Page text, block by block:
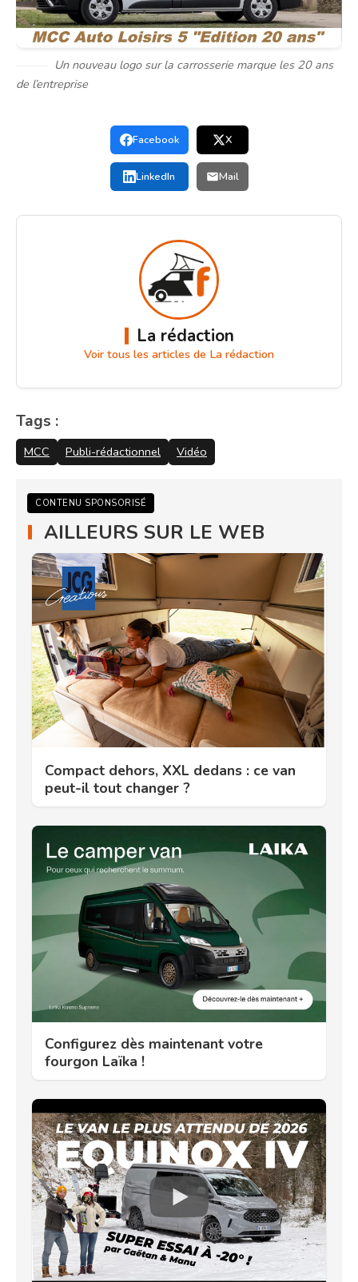
Un nouveau logo sur la carrosserie marque les 20 ans
de l’entreprise
Facebook X
LinkedIn Mail
La rédaction
Voir tous les articles de La rédaction
Tags :
MCC Publi-rédactionnel Vidéo
CONTENU SPONSORISÉ
AILLEURS SUR LE WEB
Compact dehors, XXL dedans : ce van
peut-il tout changer ?
Configurez dès maintenant votre
fourgon Laïka !